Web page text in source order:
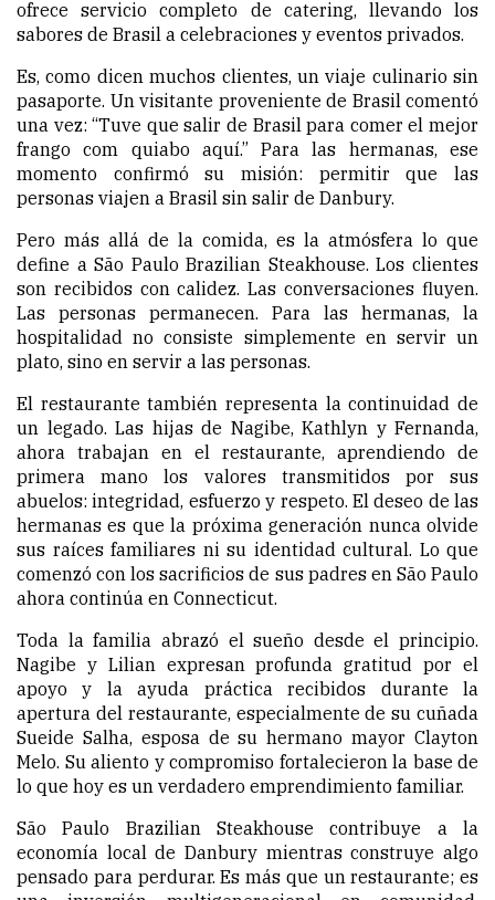
ofrece servicio completo de catering, llevando los
sabores de Brasil a celebraciones y eventos privados.
Es, como dicen muchos clientes, un viaje culinario sin
pasaporte. Un visitante proveniente de Brasil comentó
una vez: “Tuve que salir de Brasil para comer el mejor
frango com quiabo aquí.” Para las hermanas, ese
momento confirmó su misión: permitir que las
personas viajen a Brasil sin salir de Danbury.
Pero más allá de la comida, es la atmósfera lo que
define a São Paulo Brazilian Steakhouse. Los clientes
son recibidos con calidez. Las conversaciones fluyen.
Las personas permanecen. Para las hermanas, la
hospitalidad no consiste simplemente en servir un
plato, sino en servir a las personas.
El restaurante también representa la continuidad de
un legado. Las hijas de Nagibe, Kathlyn y Fernanda,
ahora trabajan en el restaurante, aprendiendo de
primera mano los valores transmitidos por sus
abuelos: integridad, esfuerzo y respeto. El deseo de las
hermanas es que la próxima generación nunca olvide
sus raíces familiares ni su identidad cultural. Lo que
comenzó con los sacrificios de sus padres en São Paulo
ahora continúa en Connecticut.
Toda la familia abrazó el sueño desde el principio.
Nagibe y Lilian expresan profunda gratitud por el
apoyo y la ayuda práctica recibidos durante la
apertura del restaurante, especialmente de su cuñada
Sueide Salha, esposa de su hermano mayor Clayton
Melo. Su aliento y compromiso fortalecieron la base de
lo que hoy es un verdadero emprendimiento familiar.
São Paulo Brazilian Steakhouse contribuye a la
economía local de Danbury mientras construye algo
pensado para perdurar. Es más que un restaurante; es